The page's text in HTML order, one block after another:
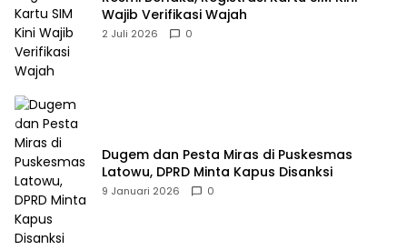
Wajib Verifikasi Wajah
2 Juli 2026 0
Dugem dan Pesta Miras di Puskesmas
Latowu, DPRD Minta Kapus Disanksi
9 Januari 2026 0